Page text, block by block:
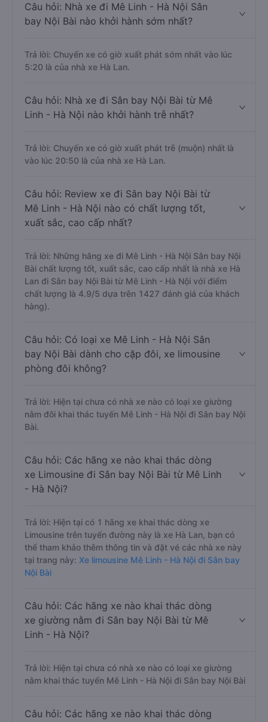
Câu hỏi: Nhà xe đi Mê Linh - Hà Nội Sân
bay Nội Bài nào khởi hành sớm nhất?
Trả lời: Chuyến xe có giờ xuất phát sớm nhất vào lúc
5:20 là của nhà xe Hà Lan.
Câu hỏi: Nhà xe đi Sân bay Nội Bài từ Mê
Linh - Hà Nội nào khởi hành trễ nhất?
Trả lời: Chuyến xe có giờ xuất phát trễ (muộn) nhất là
vào lúc 20:50 là của nhà xe Hà Lan.
Câu hỏi: Review xe đi Sân bay Nội Bài từ
Mê Linh - Hà Nội nào có chất lượng tốt,
xuất sắc, cao cấp nhất?
Trả lời: Những hãng xe đi Mê Linh - Hà Nội Sân bay Nội
Bài chất lượng tốt, xuất sắc, cao cấp nhất là nhà xe Hà
Lan đi Sân bay Nội Bài từ Mê Linh - Hà Nội với điểm
chất lượng là 4.9/5 dựa trên 1427 đánh giá của khách
hàng).
Câu hỏi: Có loại xe Mê Linh - Hà Nội Sân
bay Nội Bài dành cho cặp đôi, xe limousine
phòng đôi không?
Trả lời: Hiện tại chưa có nhà xe nào có loại xe giường
nằm đôi khai thác tuyến Mê Linh - Hà Nội đi Sân bay Nội
Bài.
Câu hỏi: Các hãng xe nào khai thác dòng
xe Limousine đi Sân bay Nội Bài từ Mê Linh
- Hà Nội?
Trả lời: Hiện tại có 1 hãng xe khai thác dòng xe
Limousine trên tuyến đường này là xe Hà Lan, bạn có
thể tham khảo thêm thông tin và đặt vé các nhà xe này
tại trang này: Xe limousine Mê Linh - Hà Nội đi Sân bay
Nội Bài
Câu hỏi: Các hãng xe nào khai thác dòng
xe giường nằm đi Sân bay Nội Bài từ Mê
Linh - Hà Nội?
Trả lời: Hiện tại chưa có nhà xe nào có loại xe giường
nằm khai thác tuyến Mê Linh - Hà Nội đi Sân bay Nội Bài
Câu hỏi: Các hãng xe nào khai thác dòng